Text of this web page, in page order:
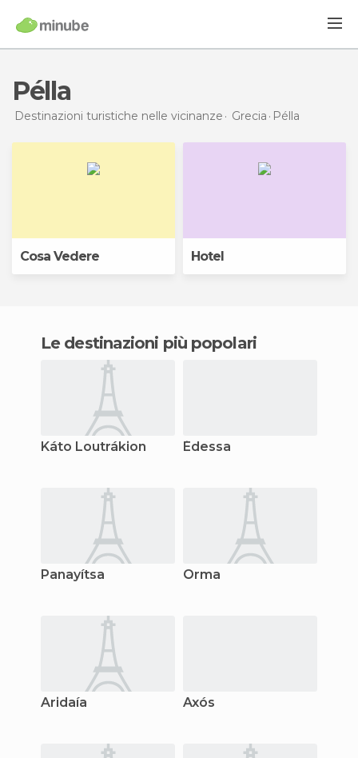
Pélla
Destinazioni turistiche nelle vicinanze Grecia Pélla
Cosa Vedere Hotel
Le destinazioni più popolari
Káto Loutrákion Édessa
Panayítsa Órma
Aridaía Axós